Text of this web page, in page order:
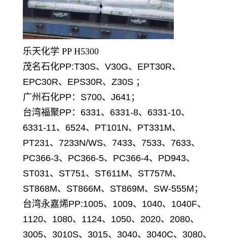
乐天化学 PP H5300
茂名石化PP:T30S、V30G、EPT30R、
EPC30R、EPS30R、Z30S ；
广州石化PP：S700、J641；
台湾福聚PP：6331、6331-8、6331-10、
6331-11、6524、PT101N、PT331M、
PT231、7233N/WS、7433、7533、7633、
PC366-3、PC366-5、PC366-4、PD943、
ST031、ST751、ST611M、ST757M、
ST868M、ST866M、ST869M、SW-555M；
台湾永嘉烯PP:1005、1009、1040、1040F、
1120、1080、1124、1050、2020、2080、
3005、3010S、3015、3040、3040C、3080、